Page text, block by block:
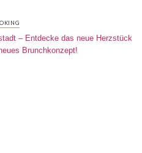
– Entdecke das neue Herzstück
Brunchkonzept!